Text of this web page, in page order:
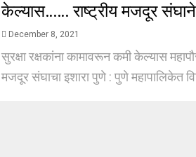
केल्यास…… राष्ट्रीय मजदूर संघाने
December 8, 2021
सुरक्षा रक्षकांना कामावरून कमी केल्यास
मजदूर संघाचा इशारा पुणे : पुणे महापालिकेत